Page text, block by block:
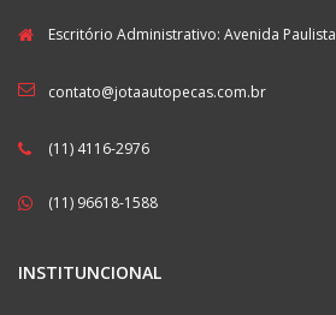
Escritório Administrativo: Avenida Paulista
contato@jotaautopecas.com.br
(11) 4116-2976
(11) 96618-1588
INSTITUNCIONAL